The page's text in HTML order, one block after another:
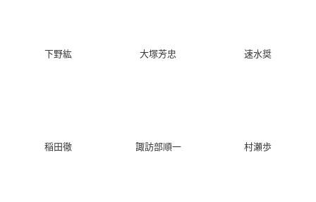
下野紘 大塚芳忠 速水奨
稲田徹 諏訪部順一 村瀬歩